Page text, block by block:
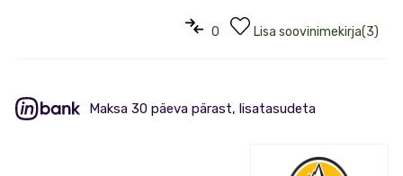
0 Lisa soovinimekirja(3)
Maksa 30 päeva pärast, lisatasudeta